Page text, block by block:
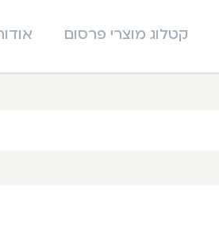
קטלוג מוצרי פרסום